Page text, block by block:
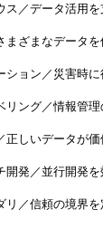
ス／データ活用
まざまなデータ
ション／災害時
リング／情報管
正しいデータが
開発／並行開発
リ／信頼の境界